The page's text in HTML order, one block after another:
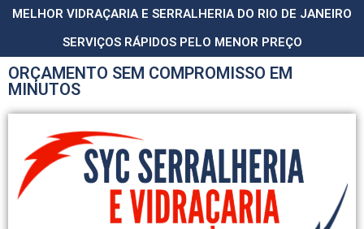
MELHOR VIDRAÇARIA E SERRALHERIA DO RIO DE JANEIRO
SERVIÇOS RÁPIDOS PELO MENOR PREÇO
ORÇAMENTO SEM COMPROMISSO EM
MINUTOS